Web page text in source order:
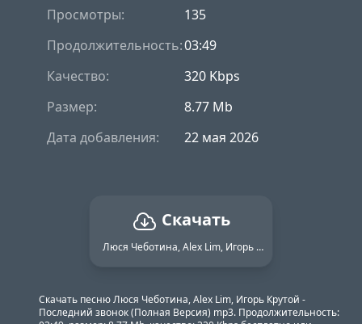
Просмотры:
135
Продолжительность:03:49
Качество:
320 Kbps
Размер:
8.77 Mb
Дата добавления:
22 мая 2026
Скачать
Люся Чеботина, Alex Lim, Игорь Крутой - Последний звонок (Полная Версия)
Скачать песню Люся Чеботина, Alex Lim, Игорь Крутой -
Последний звонок (Полная Версия) mp3. Продолжительность: